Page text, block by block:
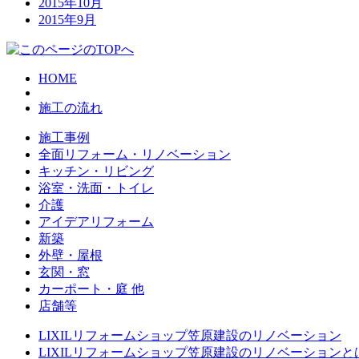
2015年9月
HOME
施工の流れ
施工事例
全面リフォーム・リノベーション
キッチン・リビング
浴室・洗面・トイレ
介護
アイデアリフォーム
新築
外壁・屋根
玄関・窓
カーポート・庭 他
店舗等
LIXILリフォームショップ笠原建設のリノベーション
LIXILリフォームショップ笠原建設のリノベーションと